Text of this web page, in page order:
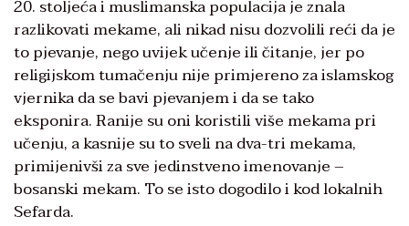
20. stoljeća i muslimanska populacija je znala
razlikovati mekame, ali nikad nisu dozvolili reći da je
to pjevanje, nego uvijek učenje ili čitanje, jer po
religijskom tumačenju nije primjereno za islamskog
vjernika da se bavi pjevanjem i da se tako
eksponira. Ranije su oni koristili više mekama pri
učenju, a kasnije su to sveli na dva-tri mekama,
primijenivši za sve jedinstveno imenovanje –
bosanski mekam. To se isto dogodilo i kod lokalnih
Sefarda.